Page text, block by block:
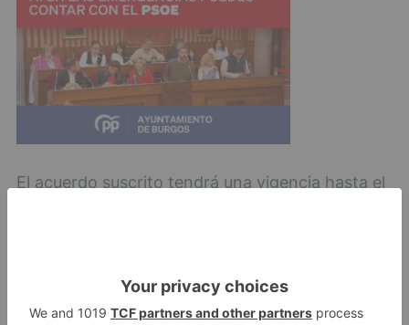
El acuerdo suscrito tendrá una vigencia hasta el
junta desarrollará sistema pionero españa